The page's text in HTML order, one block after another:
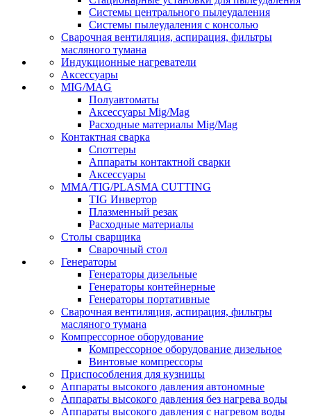
Системы центрального пылеудаления
Системы пылеудаления с консолью
Сварочная вентиляция, аспирация, фильтры
масляного тумана
Индукционные нагреватели
Аксессуары
MIG/MAG
Полуавтоматы
Аксессуары Mig/Mag
Расходные материалы Mig/Mag
Контактная сварка
Споттеры
Аппараты контактной сварки
Аксессуары
MMA/TIG/PLASMA CUTTING
TIG Инвертор
Плазменный резак
Расходные материалы
Столы сварщика
Сварочный стол
Генераторы
Генераторы дизельные
Генераторы контейнерные
Генераторы портативные
Сварочная вентиляция, аспирация, фильтры
масляного тумана
Компрессорное оборудование
Компрессорное оборудование дизельное
Винтовые компрессоры
Приспособления для кузницы
Аппараты высокого давления автономные
Аппараты высокого давления без нагрева воды
Аппараты высокого давления с нагревом воды